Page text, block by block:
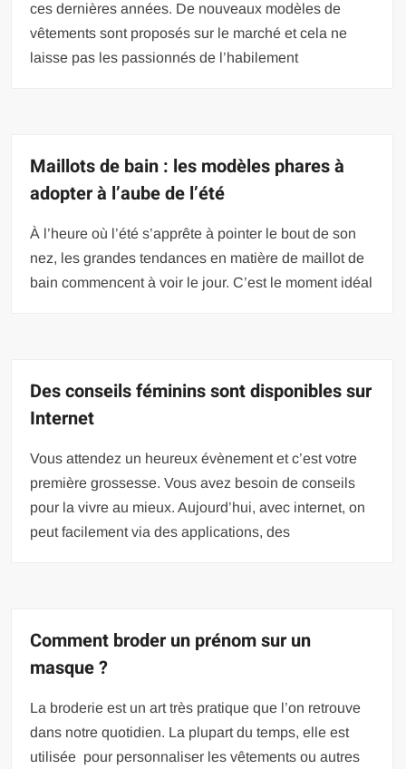
ces dernières années. De nouveaux modèles de
vêtements sont proposés sur le marché et cela ne
laisse pas les passionnés de l’habilement
Maillots de bain : les modèles phares à
adopter à l’aube de l’été
À l’heure où l’été s’apprête à pointer le bout de son
nez, les grandes tendances en matière de maillot de
bain commencent à voir le jour. C’est le moment idéal
Des conseils féminins sont disponibles sur
Internet
Vous attendez un heureux évènement et c’est votre
première grossesse. Vous avez besoin de conseils
pour la vivre au mieux. Aujourd’hui, avec internet, on
peut facilement via des applications, des
Comment broder un prénom sur un
masque ?
La broderie est un art très pratique que l’on retrouve
dans notre quotidien. La plupart du temps, elle est
utilisée pour personnaliser les vêtements ou autres